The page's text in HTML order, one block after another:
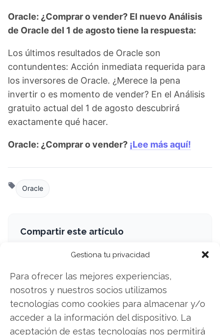
Gestiona tu privacidad
Para ofrecer las mejores experiencias,
nosotros y nuestros socios utilizamos
tecnologías como cookies para almacenar y/o
acceder a la información del dispositivo. La
aceptación de estas tecnologías nos permitirá
Oracle: ¿Comprar o vender? El nuevo Análisis
de Oracle del 1 de agosto tiene la respuesta:
Los últimos resultados de Oracle son
contundentes: Acción inmediata requerida para
los inversores de Oracle. ¿Merece la pena
invertir o es momento de vender? En el Análisis
gratuito actual del 1 de agosto descubrirá
exactamente qué hacer.
Oracle: ¿Comprar o vender? ¡Lee más aquí!
Oracle
Compartir este artículo
Twitter
Facebook
LinkedIn
Copiar enlace